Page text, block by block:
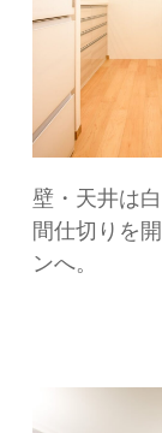
壁・天井は
間仕切りを
ンへ。